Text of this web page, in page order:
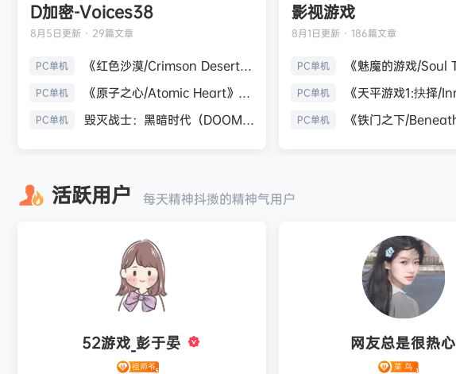
D加密-Voices38
8月5日更新 · 29篇文章
PC单机 《红色沙漠/Crimson Desert》免安装中文版
PC单机 《原子之心/Atomic Heart》免安装中文版
PC单机 毁灭战士：黑暗时代（DOOM: The Dark Ages）免安装中文版
影视游戏
8月1日更新 · 186篇文章
PC单机
PC单机
PC单机
活跃用户 每天精神抖擞的精神气用户
52游戏_彭于晏 网友总是很热心